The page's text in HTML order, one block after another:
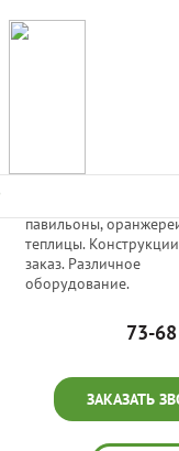
павильоны,
теплицы.
заказ. Различное
оборудование.
73-68
ЗАКАЗАТЬ